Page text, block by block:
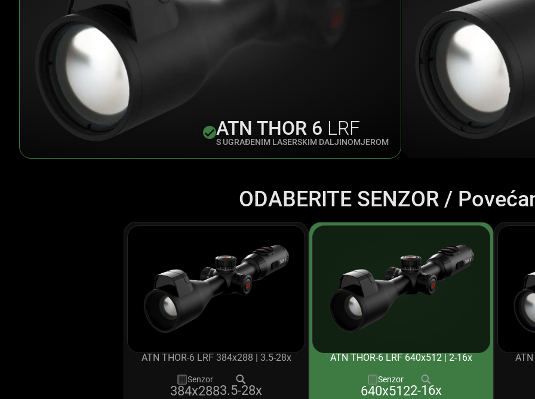
ATN THOR 6 LRF
S UGRAĐENIM LASERSKIM DALJINOMJEROM
ODABERITE SENZOR /
ATN THOR-6 LRF 384x288 | 3.5-28x
Senzor
384x2883.5-28x
ATN THOR-6 LRF 640x512 | 2-16x
Senzor
640x5122-16x